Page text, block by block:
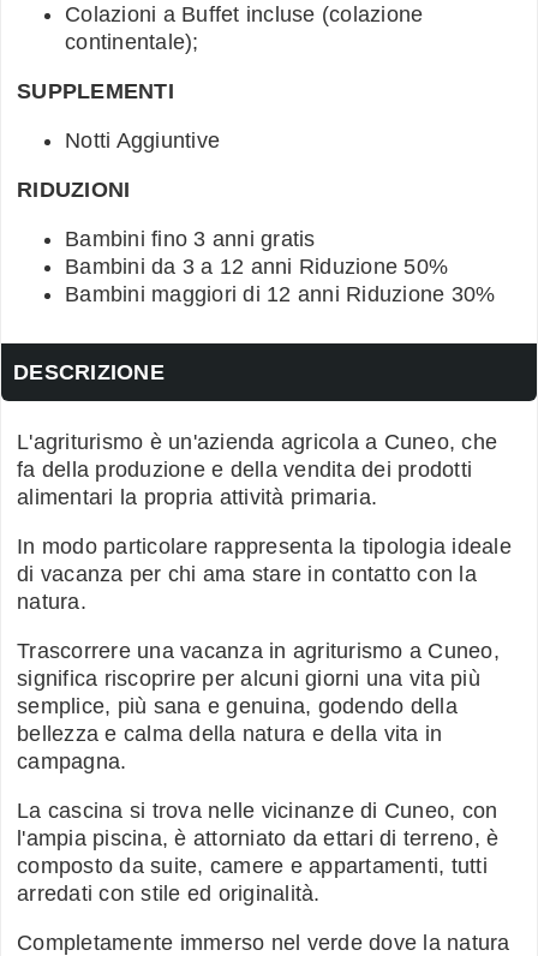
Colazioni a Buffet incluse (colazione
continentale);
SUPPLEMENTI
Notti Aggiuntive
RIDUZIONI
Bambini fino 3 anni gratis
Bambini da 3 a 12 anni Riduzione 50%
Bambini maggiori di 12 anni Riduzione 30%
DESCRIZIONE
L'agriturismo è un'azienda agricola a Cuneo, che
fa della produzione e della vendita dei prodotti
alimentari la propria attività primaria.
In modo particolare rappresenta la tipologia ideale
di vacanza per chi ama stare in contatto con la
natura.
Trascorrere una vacanza in agriturismo a Cuneo,
significa riscoprire per alcuni giorni una vita più
semplice, più sana e genuina, godendo della
bellezza e calma della natura e della vita in
campagna.
La cascina si trova nelle vicinanze di Cuneo, con
l'ampia piscina, è attorniato da ettari di terreno, è
composto da suite, camere e appartamenti, tutti
arredati con stile ed originalità.
Completamente immerso nel verde dove la natura